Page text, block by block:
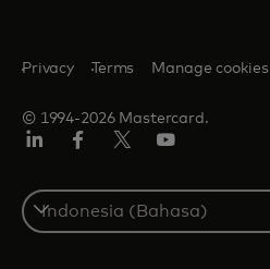
© 1994-2026 Mastercard.
Privacy Terms Manage cookies
Select
a
country